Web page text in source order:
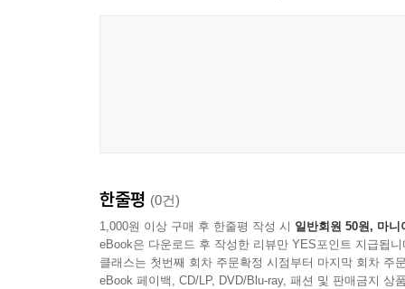
---「4장. 참된 믿음은 삶의 변화를 가져온다(약
어떤 사람이 벤츠를 몰고 교회에 나왔습니다. 그
그러면 여러분은 그를 어떻게 대합니까? … 다른
한줄평 (0건)
1,000원 이상 구매 후 한줄평 작성 시 일반회원 50원, 마니
eBook은 다운로드 후 작성한 리뷰만 YES포인트 지급됩니
클래스는 첫번째 회차 주문확정 시점부터 마지막 회차 주
eBook 페이백, CD/LP, DVD/Blu-ray, 패션 및 판매금지 상